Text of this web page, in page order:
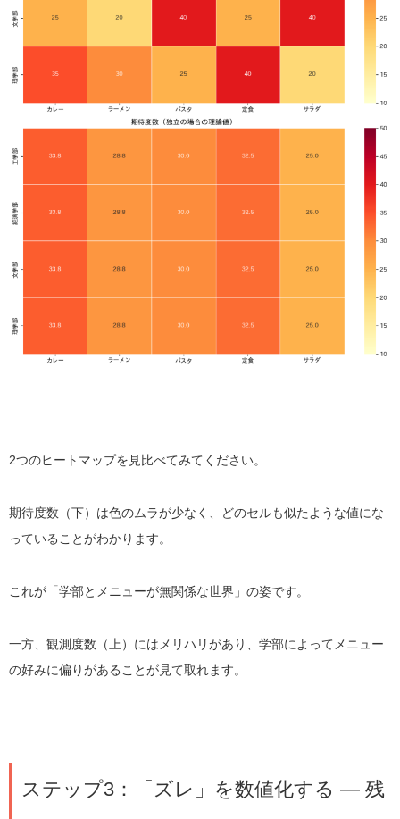
2つのヒートマップを見比べてみてください。
期待度数（下）は色のムラが少なく、どのセルも似たような値にな
っていることがわかります。
これが「学部とメニューが無関係な世界」の姿です。
一方、観測度数（上）にはメリハリがあり、学部によってメニュー
の好みに偏りがあることが見て取れます。
ステップ3：「ズレ」を数値化する ― 残